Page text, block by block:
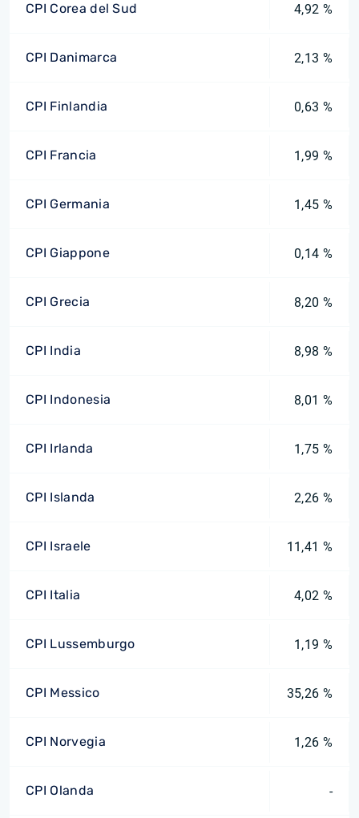
CPI Corea del Sud 4,92 %
CPI Danimarca 2,13 %
CPI Finlandia 0,63 %
CPI Francia 1,99 %
CPI Germania 1,45 %
CPI Giappone 0,14 %
CPI Grecia 8,20 %
CPI India 8,98 %
CPI Indonesia 8,01 %
CPI Irlanda 1,75 %
CPI Islanda 2,26 %
CPI Israele 11,41 %
CPI Italia 4,02 %
CPI Lussemburgo 1,19 %
CPI Messico 35,26 %
CPI Norvegia 1,26 %
CPI Olanda -